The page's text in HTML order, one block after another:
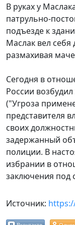
В руках у
патрульно-
подъезде к
Маслак вел себя
размахивая
Сегодня в
России
("Угроза
представителя
своих
задержанный
полиции. В
избрании в
заключения под
Источник: